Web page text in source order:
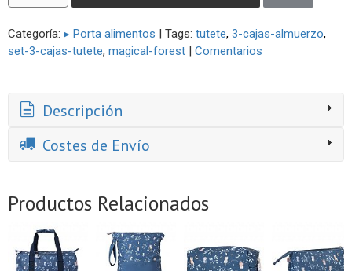
Categoría: ▸ Porta alimentos | Tags: tutete 3-cajas-almuerzo
set-3-cajas-tutete magical-forest | Comentarios
Descripción
Costes de Envío
Productos Relacionados